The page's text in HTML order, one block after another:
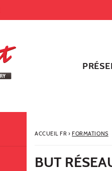
ACCUEIL FR› FORMATIONS
BUT